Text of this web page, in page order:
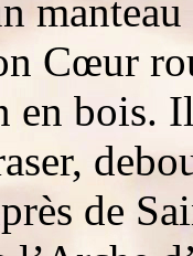
Cœur
en bois.
de